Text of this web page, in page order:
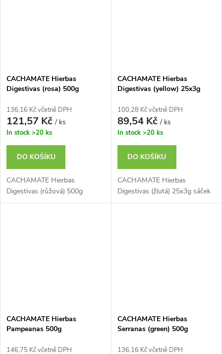
CACHAMATE Hierbas
Digestivas (rosa) 500g
136,16 Kč včetně DPH
121,57 Kč/ ks
In stock >20 ks
DO KOŠÍKU
CACHAMATE Hierbas
Digestivas (růžová) 500g
CACHAMATE Hierbas
Digestivas (yellow) 25x3g
100,28 Kč včetně DPH
89,54 Kč/ ks
In stock >20 ks
DO KOŠÍKU
CACHAMATE Hierbas
Digestivas (žlutá) 25x3g sáček
CACHAMATE Hierbas
Pampeanas 500g
146,75 Kč včetně DPH
CACHAMATE Hierbas
Serranas (green) 500g
136,16 Kč včetně DPH